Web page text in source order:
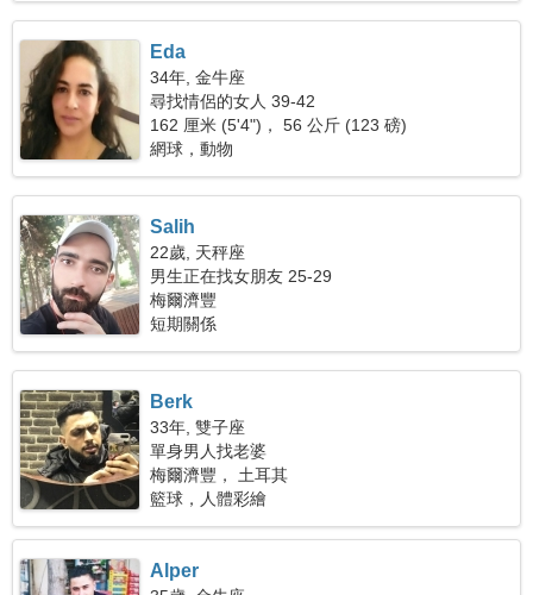
Eda
34年, 金牛座
尋找情侶的女人 39-42
162 厘米 (5'4")， 56 公斤 (123 磅)
網球，動物
Salih
22歲, 天秤座
男生正在找女朋友 25-29
梅爾濟豐
短期關係
Berk
33年, 雙子座
單身男人找老婆
梅爾濟豐， 土耳其
籃球，人體彩繪
Alper